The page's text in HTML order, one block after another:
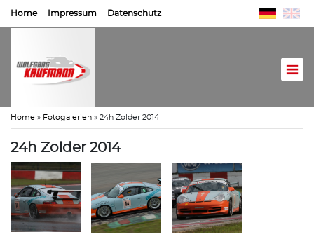
Home Impressum Datenschutz
Home » Fotogalerien » 24h Zolder 2014
24h Zolder 2014